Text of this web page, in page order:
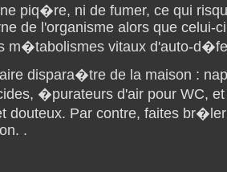
piq�re, ni de fumer, ce qui
de l'organisme alors que celui-
m�tabolismes vitaux d'auto-
dispara�tre de la maison :
�purateurs d'air pour WC,
douteux. Par contre, faites
.